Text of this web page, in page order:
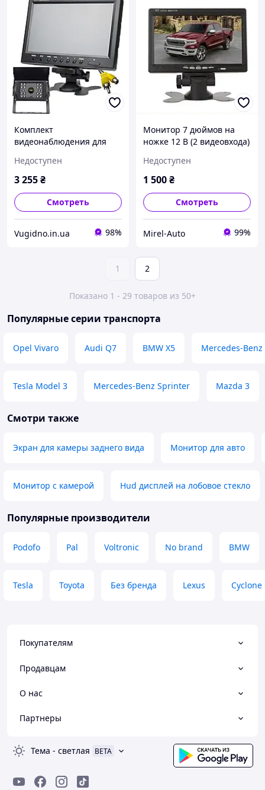
Комплект
видеонаблюдения для
HD + Универсальная
камера с ИК-подсветкой
Недоступен
3 255₴
Смотреть
Vugidno.in.ua 98%
Монитор 7 дюймов на
ножке 12 В (2 видеовхода)
Недоступен
1 500₴
Смотреть
Mirel-Auto 99%
1 2
Показано 1 - 29 товаров из 50+
Популярные серии транспорта
Opel Vivaro Audi Q7 BMW X5 Mercedes-Benz
Tesla Model 3 Mercedes-Benz Sprinter Mazda 3
Смотри также
Экран для камеры заднего вида Монитор для авто
Монитор с камерой Hud дисплей на лобовое стекло
Популярные производители
Podofo Pal Voltronic No brand BMW
Tesla Toyota Без бренда Lexus Cyclone
Покупателям
Продавцам
О нас
Партнеры
Тема - светлая BETA